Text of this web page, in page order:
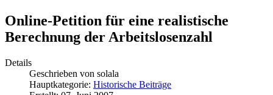
Online-Petition für eine realistische
Berechnung der Arbeitslosenzahl
Details
Geschrieben von solala
Hauptkategorie: Historische Beiträge